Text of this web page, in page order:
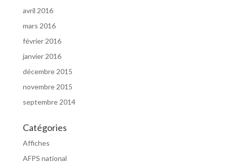
avril 2016
mars 2016
février 2016
janvier 2016
décembre 2015
novembre 2015
septembre 2014
Catégories
Affiches
AFPS national